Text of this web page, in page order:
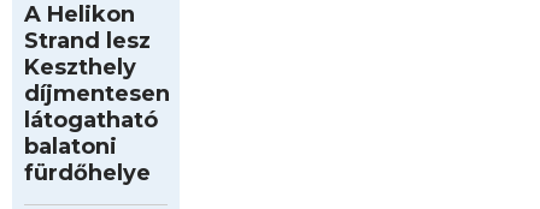
A Helikon
Strand lesz
Keszthely
díjmentesen
látogatható
balatoni
fürdőhelye